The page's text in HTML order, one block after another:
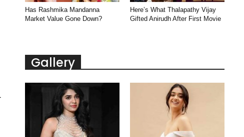
Has Rashmika Mandanna
Market Value Gone Down?
Here’s What Thalapathy Vijay
Gifted Anirudh After First Movie
Gallery